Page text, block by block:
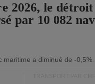
2026, le
par 10 082
a diminué de -0,5%.